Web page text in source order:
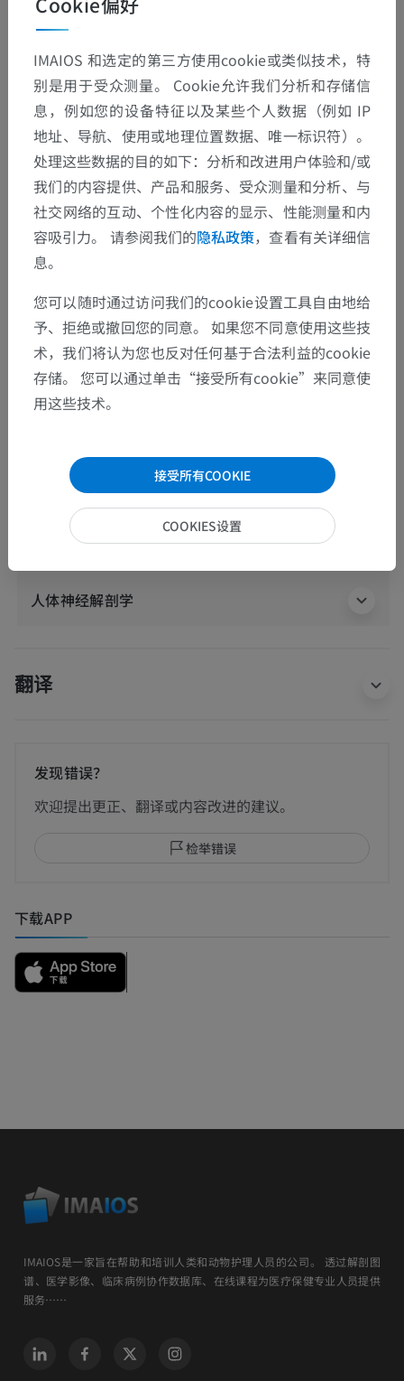
解剖层次
人体解剖学1
系统解剖学>
[颈内动脉]大脑部> 大脑中动脉>
上分支; 上皮质支; M2分支> 中央后沟动脉
底层结构： 这个解剖部位没有子结构
人体神经解剖学
翻译
发现错误？
欢迎提出更正、翻译或内容改进的建议。
检举错误
下载APP
IMAIOS是一家旨在帮助和培训人类和动物护理人员的公司。 透过解剖图
谱、医学影像、临床病例协作数据库、在线课程为医疗保健专业人员提供
服务……
IMAIOS 和选定的第三方使用cookie或类似技术，特
别是用于受众测量。 Cookie允许我们分析和存储信
息，例如您的设备特征以及某些个人数据（例如 IP
地址、导航、使用或地理位置数据、唯一标识符）。
处理这些数据的目的如下：分析和改进用户体验和/或
我们的内容提供、产品和服务、受众测量和分析、与
社交网络的互动、个性化内容的显示、性能测量和内
容吸引力。 请参阅我们的隐私政策，查看有关详细信
息。
您可以随时通过访问我们的cookie设置工具自由地给
予、拒绝或撤回您的同意。 如果您不同意使用这些技
术，我们将认为您也反对任何基于合法利益的cookie
存储。 您可以通过单击“接受所有cookie”来同意使
用这些技术。
接受所有COOKIE
COOKIES设置